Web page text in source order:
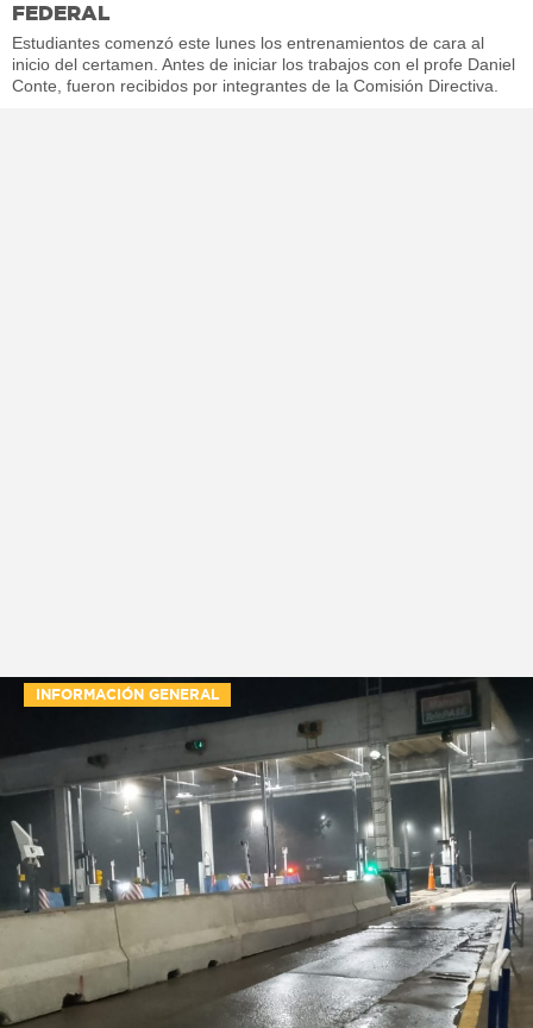
FEDERAL
Estudiantes comenzó este lunes los entrenamientos de cara al
inicio del certamen. Antes de iniciar los trabajos con el profe Daniel
Conte, fueron recibidos por integrantes de la Comisión Directiva.
INFORMACIÓN GENERAL